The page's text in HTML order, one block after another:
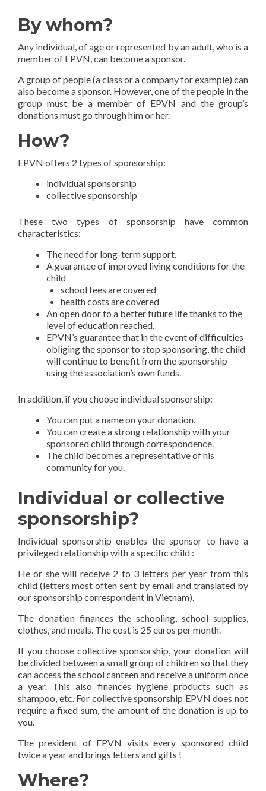
By whom?
Any individual, of age or represented by an adult, who is a
member of EPVN, can become a sponsor.
A group of people (a class or a company for example) can
also become a sponsor. However, one of the people in the
group must be a member of EPVN and the group’s
donations must go through him or her.
How?
EPVN offers 2 types of sponsorship:
individual sponsorship
collective sponsorship
These two types of sponsorship have common
characteristics:
The need for long-term support.
A guarantee of improved living conditions for the
child
school fees are covered
health costs are covered
An open door to a better future life thanks to the
level of education reached.
EPVN’s guarantee that in the event of difficulties
obliging the sponsor to stop sponsoring, the child
will continue to benefit from the sponsorship
using the association’s own funds.
In addition, if you choose individual sponsorship:
You can put a name on your donation.
You can create a strong relationship with your
sponsored child through correspondence.
The child becomes a representative of his
community for you.
Individual or collective
sponsorship?
Individual sponsorship enables the sponsor to have a
privileged relationship with a specific child :
He or she will receive 2 to 3 letters per year from this
child (letters most often sent by email and translated by
our sponsorship correspondent in Vietnam).
The donation finances the schooling, school supplies,
clothes, and meals. The cost is 25 euros per month.
If you choose collective sponsorship, your donation will
be divided between a small group of children so that they
can access the school canteen and receive a uniform once
a year. This also finances hygiene products such as
shampoo, etc. For collective sponsorship EPVN does not
require a fixed sum, the amount of the donation is up to
you.
The president of EPVN visits every sponsored child
twice a year and brings letters and gifts !
Where?